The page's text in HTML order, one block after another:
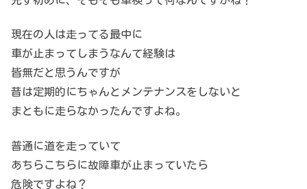
現在の人は走ってる最中に
車が止まってしまうなんて経験は
皆無だと思うんですが
昔は定期的にちゃんとメンテナンスをしないと
まともに走らなかったんですよね。
普通に道を走っていて
あちらこちらに故障車が止まっていたら
危険ですよね？